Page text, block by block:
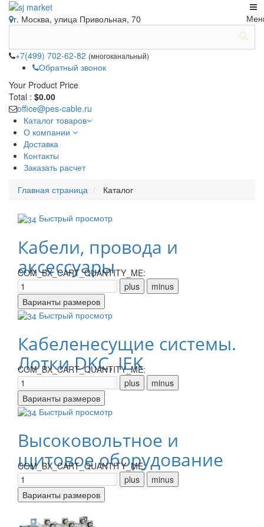
г. Москва, улица Привольная, 70
+7(499) 702-62-82 (многоканальный)
Обратный звонок
Your Product Price
Total : $0.00
office@pes-cable.ru
Каталог товаров
О компании
Доставка
Контакты
Заказать расчет
Главная страница Каталог
Быстрый просмотр
Кабели, провода и
аксессуары
COM_BX_CART_QUANTITY_ME:
Быстрый просмотр
Кабеленесущие системы.
Лотки DKC, IEK
COM_BX_CART_QUANTITY_ME:
Быстрый просмотр
Высоковольтное и
щитовое оборудование
COM_BX_CART_QUANTITY_ME: